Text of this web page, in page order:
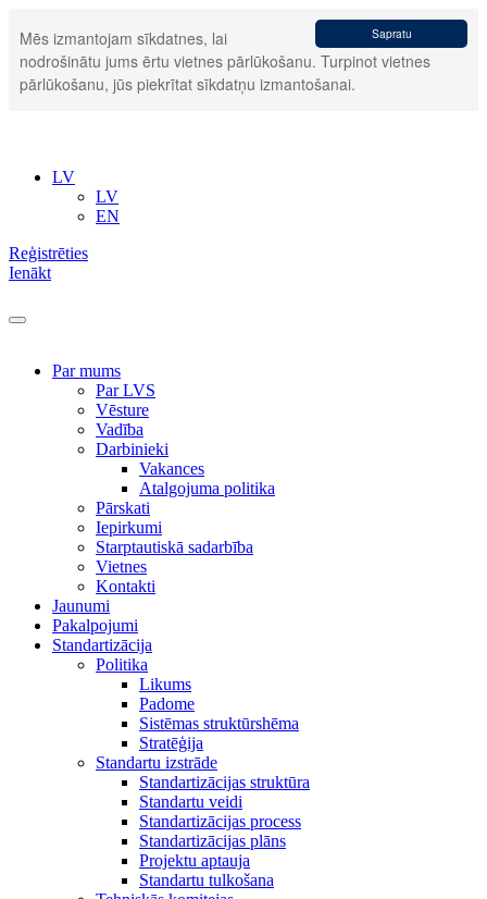
Sapratu
Mēs izmantojam sīkdatnes, lai
nodrošinātu jums ērtu vietnes pārlūkošanu. Turpinot vietnes
pārlūkošanu, jūs piekrītat sīkdatņu izmantošanai.
LV
LV
EN
Reģistrēties
Ienākt
Par mums
Par LVS
Vēsture
Vadība
Darbinieki
Vakances
Atalgojuma politika
Pārskati
Iepirkumi
Starptautiskā sadarbība
Vietnes
Kontakti
Jaunumi
Pakalpojumi
Standartizācija
Politika
Likums
Padome
Sistēmas struktūrshēma
Stratēģija
Standartu izstrāde
Standartizācijas struktūra
Standartu veidi
Standartizācijas process
Standartizācijas plāns
Projektu aptauja
Standartu tulkošana